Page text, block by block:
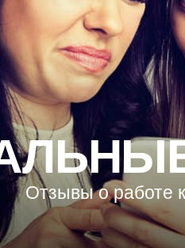
Отзывы о работе